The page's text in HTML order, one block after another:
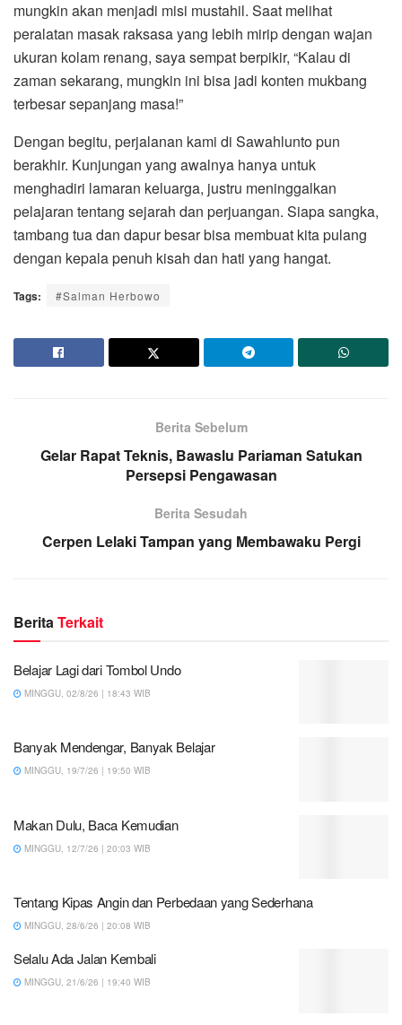
mungkin akan menjadi misi mustahil. Saat melihat
peralatan masak raksasa yang lebih mirip dengan wajan
ukuran kolam renang, saya sempat berpikir, “Kalau di
zaman sekarang, mungkin ini bisa jadi konten mukbang
terbesar sepanjang masa!”
Dengan begitu, perjalanan kami di Sawahlunto pun
berakhir. Kunjungan yang awalnya hanya untuk
menghadiri lamaran keluarga, justru meninggalkan
pelajaran tentang sejarah dan perjuangan. Siapa sangka,
tambang tua dan dapur besar bisa membuat kita pulang
dengan kepala penuh kisah dan hati yang hangat.
Tags: #Salman Herbowo
Berita Sebelum
Gelar Rapat Teknis, Bawaslu Pariaman Satukan
Persepsi Pengawasan
Berita Sesudah
Cerpen Lelaki Tampan yang Membawaku Pergi
BeritaTerkait
Belajar Lagi dari Tombol Undo
MINGGU, 02/8/26 | 18:43 WIB
Banyak Mendengar, Banyak Belajar
MINGGU, 19/7/26 | 19:50 WIB
Makan Dulu, Baca Kemudian
MINGGU, 12/7/26 | 20:03 WIB
Tentang Kipas Angin dan Perbedaan yang Sederhana
MINGGU, 28/6/26 | 20:08 WIB
Selalu Ada Jalan Kembali
MINGGU, 21/6/26 | 19:40 WIB